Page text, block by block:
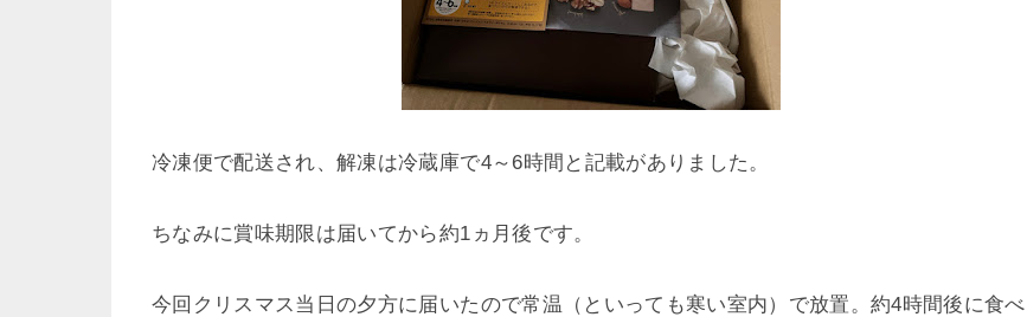
冷凍便で配送され、解凍は冷蔵庫で4～6時間と記載がありました。
ちなみに賞味期限は届いてから約1ヵ月後です。
今回クリスマス当日の夕方に届いたので常温（といっても寒い室内）で放置。約4時間後に食べ